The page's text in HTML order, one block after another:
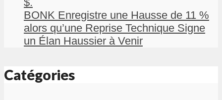
BONK Enregistre une Hausse de 11 %
alors qu’une Reprise Technique Signe
un Élan Haussier à Venir
Catégories